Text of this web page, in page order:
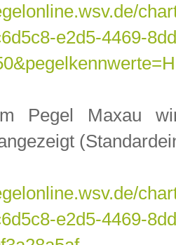
e2d5-4469-
Pegel Maxau
e2d5-4469-